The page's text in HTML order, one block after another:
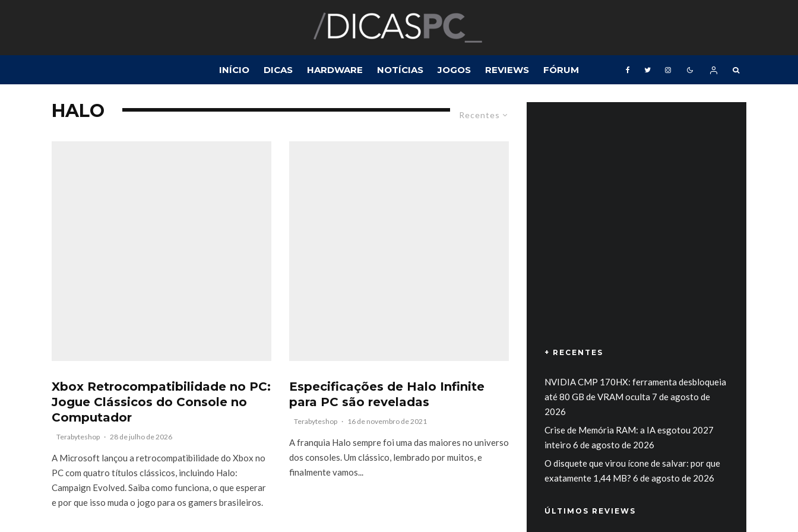
INÍCIO DICAS HARDWARE NOTÍCIAS JOGOS REVIEWS FÓRUM
Recentes
HALO
Xbox Retrocompatibilidade no PC:
Jogue Clássicos do Console no
Computador
Terabyteshop · 28 de julho de 2026
A Microsoft lançou a retrocompatibilidade do Xbox no
PC com quatro títulos clássicos, incluindo Halo:
Campaign Evolved. Saiba como funciona, o que esperar
e por que isso muda o jogo para os gamers brasileiros.
Especificações de Halo Infinite
para PC são reveladas
Terabyteshop · 16 de novembro de 2021
A franquia Halo sempre foi uma das maiores no universo
dos consoles. Um clássico, lembrado por muitos, e
finalmente vamos...
+ RECENTES
NVIDIA CMP 170HX: ferramenta desbloqueia
até 80 GB de VRAM oculta 7 de agosto de
2026
Crise de Memória RAM: a IA esgotou 2027
inteiro 6 de agosto de 2026
O disquete que virou ícone de salvar: por que
exatamente 1,44 MB? 6 de agosto de 2026
ÚLTIMOS REVIEWS